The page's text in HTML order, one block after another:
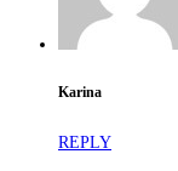
Karina
REPLY